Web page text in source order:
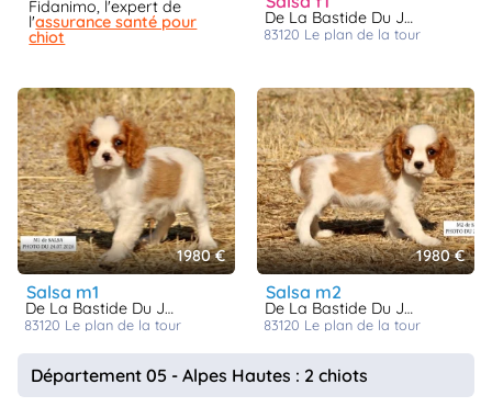
Fidanimo, l'expert de
l'assurance santé pour
chiot
De La Bastide Du Jas De Jeromes
83120 le plan de la tour
1980 €
salsa m1
De La Bastide Du Jas De Jeromes
83120 le plan de la tour
1980 €
salsa m2
De La Bastide Du Jas De Jeromes
83120 le plan de la tour
Département 05 - Alpes Hautes : 2 chiots